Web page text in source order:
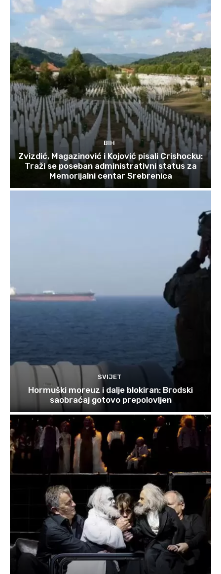
BIH
Zvizdić, Magazinović i Kojović pisali Crishocku:
Traži se poseban administrativni status za
Memorijalni centar Srebrenica
SVIJET
Hormuški moreuz i dalje blokiran: Brodski
saobraćaj gotovo prepolovljen